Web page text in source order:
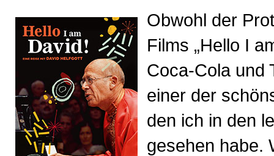
Obwohl der
Films „Hello I
Coca-Cola und
einer der
den ich in den
gesehen habe.